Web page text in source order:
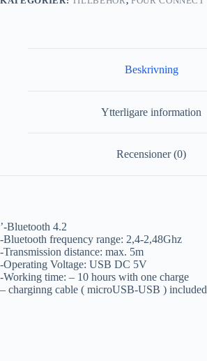
Beskrivning
Ytterligare information
Recensioner (0)
’-Bluetooth 4.2
-Bluetooth frequency range: 2,4-2,48Ghz
-Transmission distance: max. 5m
-Operating Voltage: USB DC 5V
-Working time: – 10 hours with one charge
– charginng cable ( microUSB-USB ) included